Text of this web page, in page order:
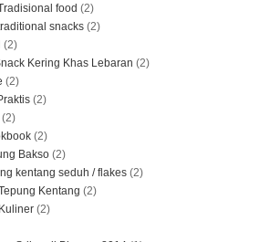
food (2)
snacks (2)
(2)
Kering Khas Lebaran (2)
(2)
(2)
(2)
(2)
Bakso (2)
kentang seduh / flakes (2)
Kentang (2)
(2)